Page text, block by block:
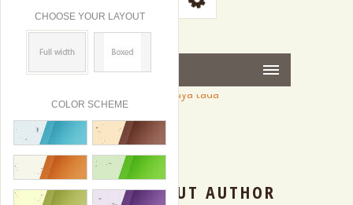
CHOOSE YOUR LAYOUT
COLOR SCHEME
MENU
DIC
2014
0
|
ABOUT AUTHOR